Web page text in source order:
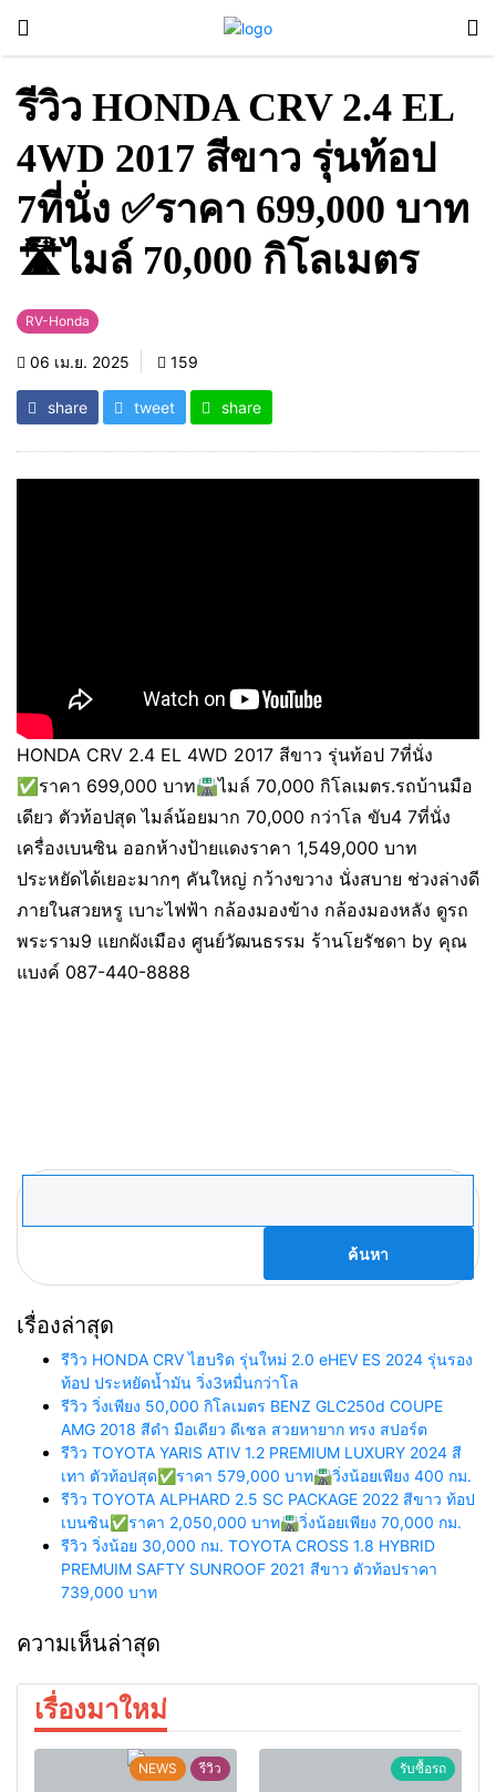
รีวิว HONDA CRV 2.4 EL
4WD 2017 สีขาว รุ่นท้อป
7ที่นั่ง ✅ราคา 699,000 บาท
🛣️ไมล์ 70,000 กิโลเมตร
RV-Honda
06 เม.ย. 2025 159
share tweet share
HONDA CRV 2.4 EL 4WD 2017 สีขาว รุ่นท้อป 7ที่นั่ง
✅ราคา 699,000 บาท🛣️ไมล์ 70,000 กิโลเมตร.รถบ้านมือ
เดียว ตัวท้อปสุด ไมล์น้อยมาก 70,000 กว่าโล ขับ4 7ที่นั่ง
เครื่องเบนซิน ออกห้างป้ายแดงราคา 1,549,000 บาท
ประหยัดได้เยอะมากๆ คันใหญ่ กว้างขวาง นั่งสบาย ช่วงล่างดี
ภายในสวยหรู เบาะไฟฟ้า กล้องมองข้าง กล้องมองหลัง ดูรถ
พระราม9 แยกผังเมือง ศูนย์วัฒนธรรม ร้านโยรัชดา by คุณ
แบงค์ 087-440-8888
ค้นหา
เรื่องล่าสุด
รีวิว HONDA CRV ไฮบริด รุ่นใหม่ 2.0 eHEV ES 2024 รุ่นรอง
ท้อป ประหยัดน้ำมัน วิ่ง3หมื่นกว่าโล
รีวิว วิ่งเพียง 50,000 กิโลเมตร BENZ GLC250d COUPE
AMG 2018 สีดำ มือเดียว ดีเซล สวยหายาก ทรง สปอร์ต
รีวิว TOYOTA YARIS ATIV 1.2 PREMIUM LUXURY 2024 สี
เทา ตัวท้อปสุด✅ราคา 579,000 บาท🛣️วิ่งน้อยเพียง 400 กม.
รีวิว TOYOTA ALPHARD 2.5 SC PACKAGE 2022 สีขาว ท้อป
เบนซิน✅ราคา 2,050,000 บาท🛣️วิ่งน้อยเพียง 70,000 กม.
รีวิว วิ่งน้อย 30,000 กม. TOYOTA CROSS 1.8 HYBRID
PREMUIM SAFTY SUNROOF 2021 สีขาว ตัวท้อปราคา
739,000 บาท
ความเห็นล่าสุด
เรื่องมาใหม่
NEWS รีวิว รับซื้อรถ